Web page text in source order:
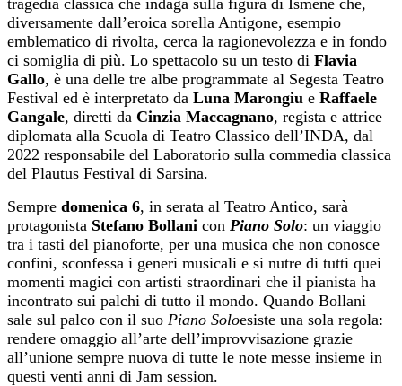
diversamente dall’eroica sorella Antigone, esempio
emblematico di rivolta, cerca la ragionevolezza e in fondo
ci somiglia di più. Lo spettacolo su un testo di Flavia
Gallo, è una delle tre albe programmate al Segesta Teatro
Festival ed è interpretato da Luna Marongiu e Raffaele
Gangale, diretti da Cinzia Maccagnano, regista e attrice
diplomata alla Scuola di Teatro Classico dell’INDA, dal
2022 responsabile del Laboratorio sulla commedia classica
del Plautus Festival di Sarsina.
Sempre domenica 6, in serata al Teatro Antico, sarà
protagonista Stefano Bollani con Piano Solo: un viaggio
tra i tasti del pianoforte, per una musica che non conosce
confini, sconfessa i generi musicali e si nutre di tutti quei
momenti magici con artisti straordinari che il pianista ha
incontrato sui palchi di tutto il mondo. Quando Bollani
sale sul palco con il suo Piano Soloesiste una sola regola:
rendere omaggio all’arte dell’improvvisazione grazie
all’unione sempre nuova di tutte le note messe insieme in
questi venti anni di Jam session.